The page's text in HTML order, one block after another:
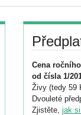
Cena
od čísla 1/
Živy (tedy 59
Dvouleté
Zjistěte, jak